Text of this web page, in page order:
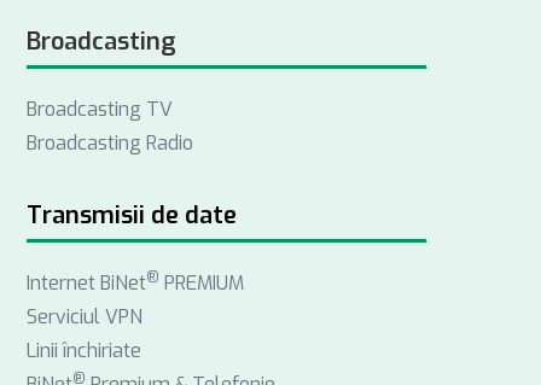
c
e
b
o
k
n
k
e
d
n
s
t
a
g
a
m
Broadcasting
Broadcasting TV
Broadcasting Radio
Transmisii de date
Internet BiNet® PREMIUM
Serviciul VPN
Linii închiriate
®